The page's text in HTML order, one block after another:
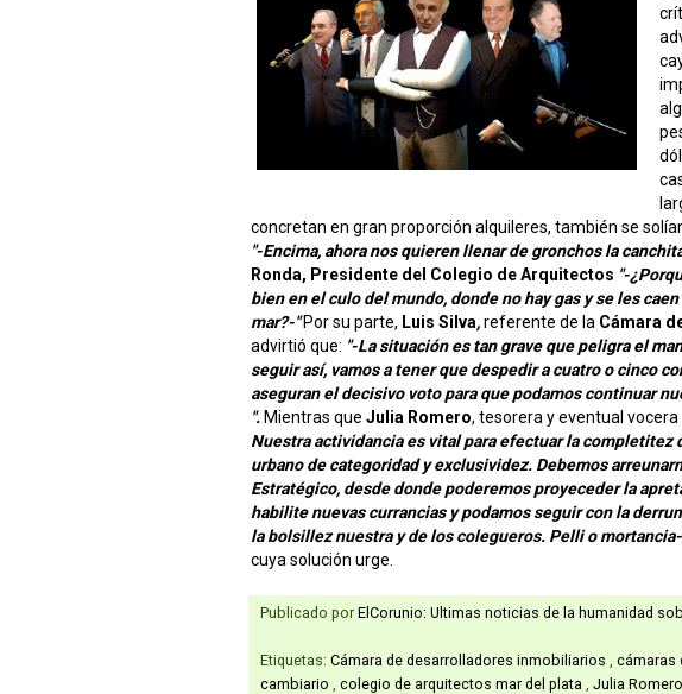
concretan en gran proporción alquileres, también se
"-Encima, ahora nos quieren llenar de gronchos la
Ronda, Presidente del Colegio de Arquitectos "-
bien en el culo del mundo, donde no hay gas y se les
mar?-"Por su parte, Luis Silva,referente de la Cámara
advirtió que: "-La situación es tan grave que peligra el
seguir así, vamos a tener que despedir a cuatro o cinco
aseguran el decisivo voto para que podamos continuar
". Mientras que Julia Romero, tesorera y eventual vocera
Nuestra actividancia es vital para efectuar la
urbano de categoridad y exclusividez. Debemos
Estratégico, desde donde poderemos proyeceder la
habilite nuevas currancias y podamos seguir con la
la bolsillez nuestra y de los colegueros. Pelli o
cuya solución urge.
Publicado por ElCorunio: Ultimas noticias de la humanidad
Etiquetas: Cámara de desarrolladores inmobiliarios cámaras
cambiario
colegio de arquitectos mar del plata Julia Romero